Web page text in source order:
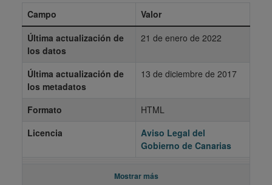
Campo
Valor
Última actualización de
los datos
21 de enero de 2022
Última actualización de
los metadatos
13 de diciembre de 2017
Formato
HTML
Licencia
Aviso Legal del
Gobierno de Canarias
Mostrar más